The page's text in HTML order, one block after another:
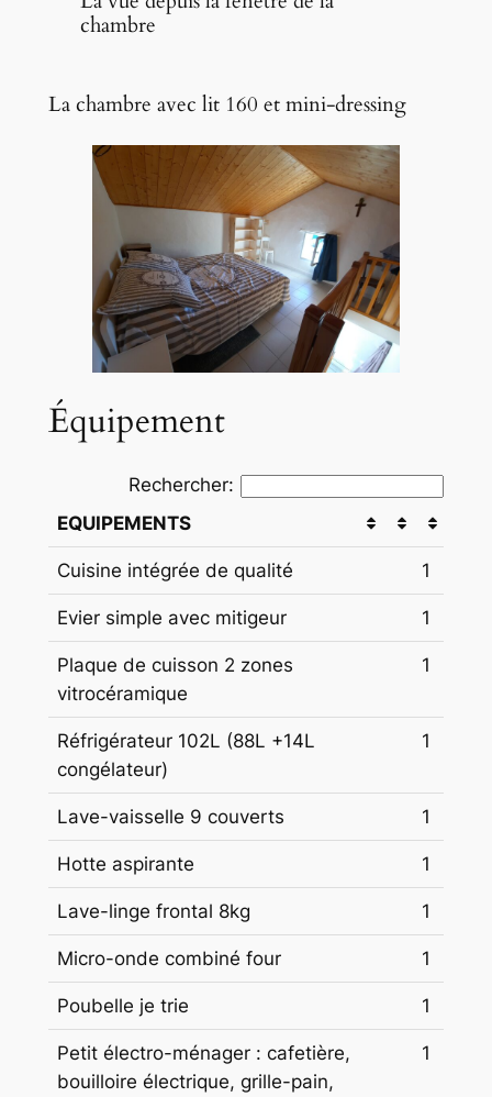
chambre
La chambre avec lit 160 et mini-dressing
Équipement
Rechercher:
EQUIPEMENTS
Cuisine intégrée de qualité 1
Evier simple avec mitigeur 1
Plaque de cuisson 2 zones
vitrocéramique
1
Réfrigérateur 102L (88L +14L
congélateur)
1
Lave-vaisselle 9 couverts 1
Hotte aspirante 1
Lave-linge frontal 8kg 1
Micro-onde combiné four 1
Poubelle je trie 1
Petit électro-ménager : cafetière,
bouilloire électrique, grille-pain,
1